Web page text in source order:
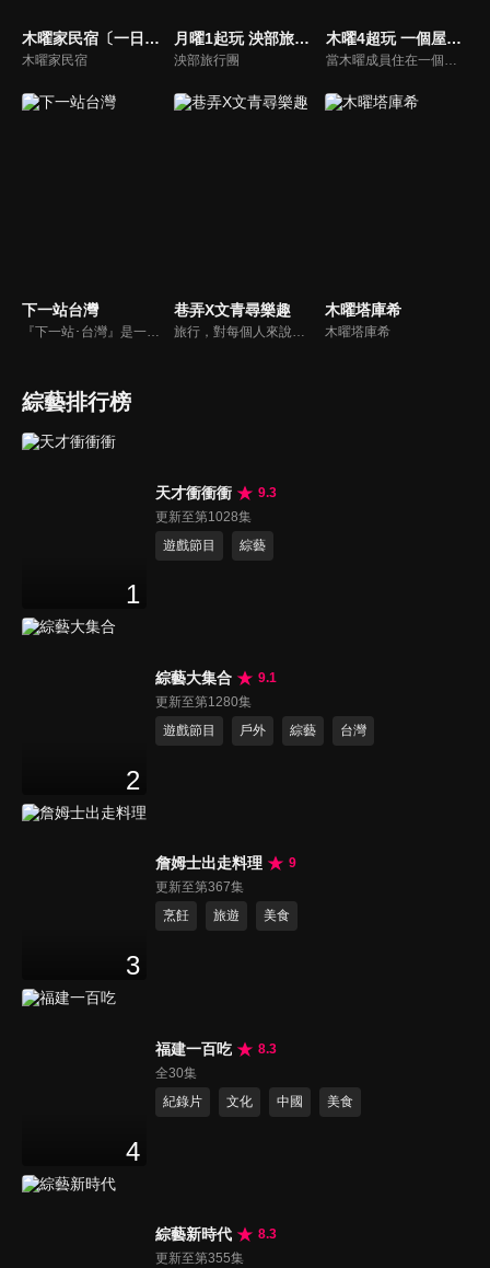
木曜家民宿〔一日系列外傳〕
木曜家民宿
月曜1起玩 泱部旅行團
泱部旅行團
木曜4超玩 一個屋簷下
下一站台灣
『下一站･台灣』是一個以旅行台灣為主的旅遊節目。內容是以外國人的角度深入的了解台灣，而每一集的節目內容也和以往的旅遊節目有所區隔，是以主題式旅遊為節目主軸，例如：「溫泉之旅」、「鐵道漫遊」、「台灣老味道」等。主持人吳鳳還會以用「單口相聲」來做註解，成為「下一站･台灣」的節目特色。
巷弄X文青尋樂趣
旅行，對每個人來說，有不一樣的意義。近年「文化創意產業」興起，使文創成為顯學；與傳統的消費風格相比， 文創消費更強調的是個人風格與品味，旅遊的本質就是生活與文化，有別於傳統旅遊，融入文化元素的「文創旅行」，更能以創新、精緻的玩法，帶領大家體驗不同的生活方式。
木曜塔庫希
木曜塔庫希
綜藝排行榜
1
天才衝衝衝
9.3
更新至第1028集
遊戲節目
綜藝
2
綜藝大集合
9.1
更新至第1280集
遊戲節目
戶外 綜藝 台灣
3
詹姆士出走料理
9
更新至第367集
烹飪
旅遊 美食
4
福建一百吃
8.3
全30集
紀錄片
文化 中國 美食
綜藝新時代
8.3
更新至第355集